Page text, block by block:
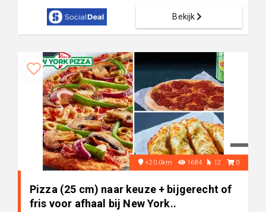
Bekijk
+20.0km 1684 12 0
Pizza (25 cm) naar keuze + bijgerecht of
fris voor afhaal bij New York..